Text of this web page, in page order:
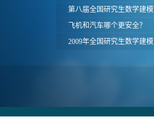
第八届全国研究生数学建
告
飞机和汽车哪个更安全？
2009年全国研究生数学建